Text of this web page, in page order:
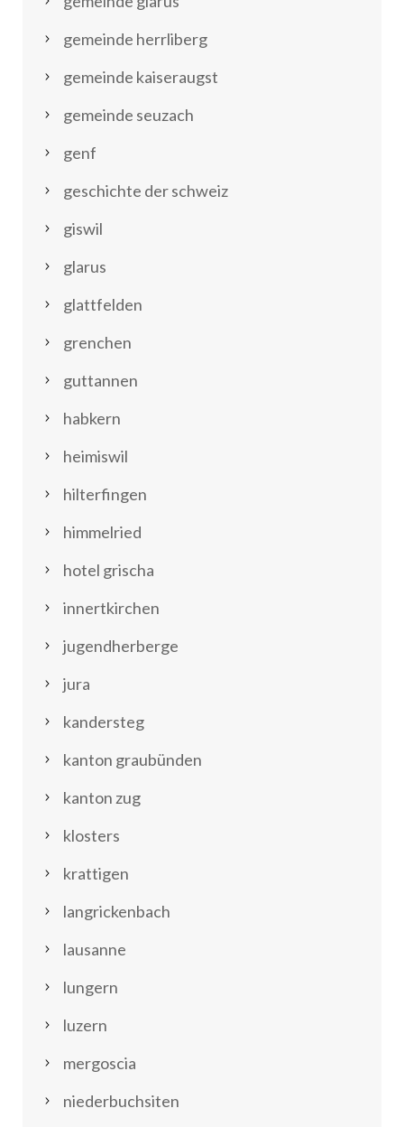
gemeinde herrliberg
gemeinde kaiseraugst
gemeinde seuzach
genf
geschichte der schweiz
giswil
glarus
glattfelden
grenchen
guttannen
habkern
heimiswil
hilterfingen
himmelried
hotel grischa
innertkirchen
jugendherberge
jura
kandersteg
kanton graubünden
kanton zug
klosters
krattigen
langrickenbach
lausanne
lungern
luzern
mergoscia
niederbuchsiten